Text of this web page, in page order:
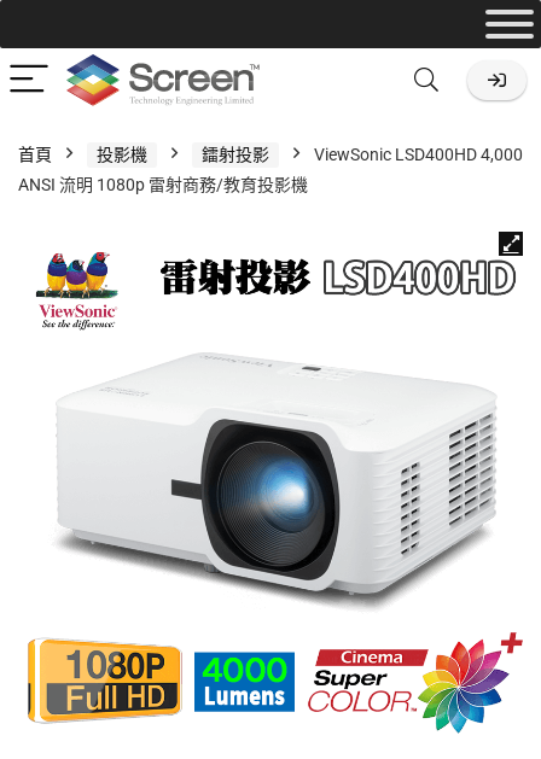
首頁 投影機 鐳射投影
ViewSonic LSD400HD 4,000
ANSI 流明 1080p 雷射商務/教育投影機